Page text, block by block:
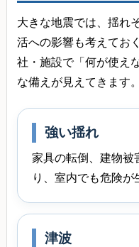
大きな地震では、揺れ
活への影響も考えてお
社・施設で「何が使え
な備えが見えてきます。
強い揺れ
家具の転倒、建物被
り、室内でも危険が
津波